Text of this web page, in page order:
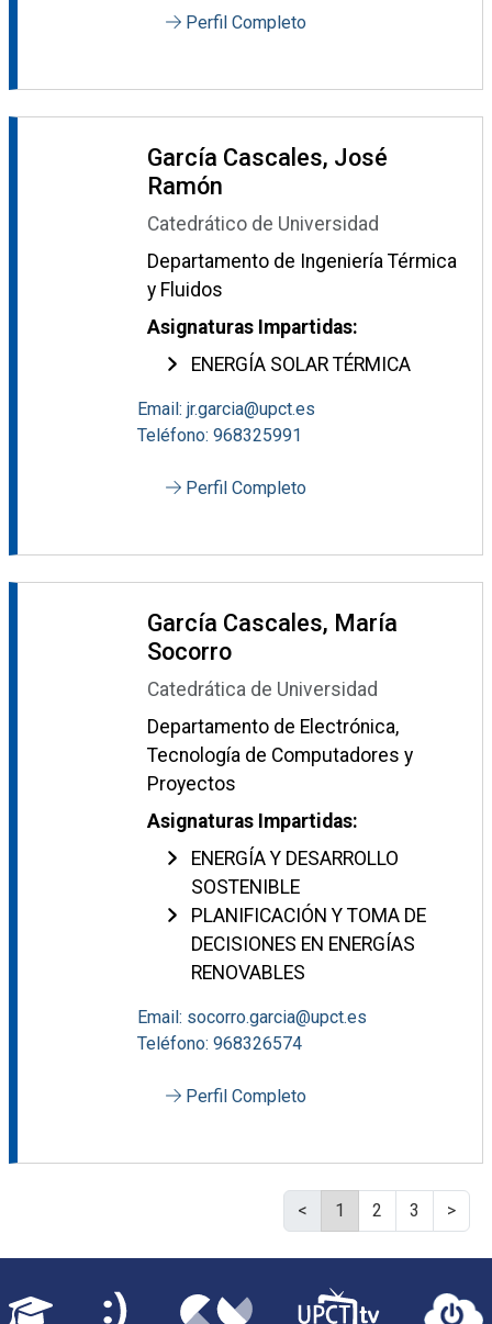
Perfil Completo
García Cascales, José
Ramón
Catedrático de Universidad
Departamento de Ingeniería Térmica
y Fluidos
Asignaturas Impartidas:
ENERGÍA SOLAR TÉRMICA
Email: jr.garcia@upct.es
Teléfono: 968325991
Perfil Completo
García Cascales, María
Socorro
Catedrática de Universidad
Departamento de Electrónica,
Tecnología de Computadores y
Proyectos
Asignaturas Impartidas:
ENERGÍA Y DESARROLLO
SOSTENIBLE
PLANIFICACIÓN Y TOMA DE
DECISIONES EN ENERGÍAS
RENOVABLES
Email: socorro.garcia@upct.es
Teléfono: 968326574
Perfil Completo
< 1 2 3 >